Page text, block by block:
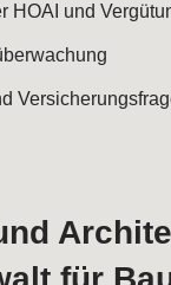
HOAI und